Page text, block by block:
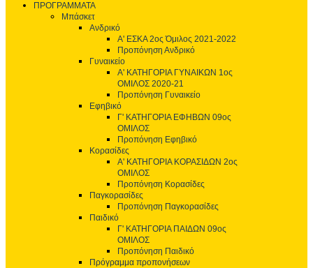
ΠΡΟΓΡΑΜΜΑΤΑ
Μπάσκετ
Ανδρικό
Α' ΕΣΚΑ 2ος Όμιλος 2021-2022
Προπόνηση Ανδρικό
Γυναικείο
Α' ΚΑΤΗΓΟΡΙΑ ΓΥΝΑΙΚΩΝ 1ος
ΟΜΙΛΟΣ 2020-21
Προπόνηση Γυναικείο
Εφηβικό
Γ' ΚΑΤΗΓΟΡΙΑ ΕΦΗΒΩΝ 09ος
ΟΜΙΛΟΣ
Προπόνηση Εφηβικό
Κορασίδες
Α' ΚΑΤΗΓΟΡΙΑ ΚΟΡΑΣΙΔΩΝ 2ος
ΟΜΙΛΟΣ
Προπόνηση Κορασίδες
Παγκορασίδες
Προπόνηση Παγκορασίδες
Παιδικό
Γ' ΚΑΤΗΓΟΡΙΑ ΠΑΙΔΩΝ 09ος
ΟΜΙΛΟΣ
Προπόνηση Παιδικό
Πρόγραμμα προπονήσεων